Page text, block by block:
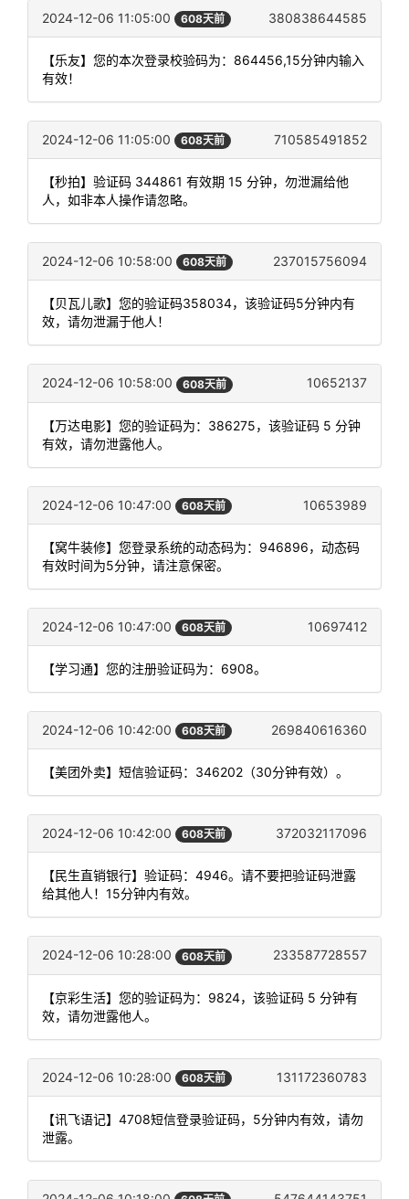
2024-12-06 11:05:00 608天前 380838644585
【乐友】您的本次登录校验码为：864456,15分钟内输入
有效！
2024-12-06 11:05:00 608天前 710585491852
【秒拍】验证码 344861 有效期 15 分钟，勿泄漏给他
人，如非本人操作请忽略。
2024-12-06 10:58:00 608天前 237015756094
【贝瓦儿歌】您的验证码358034，该验证码5分钟内有
效，请勿泄漏于他人！
2024-12-06 10:58:00 608天前 10652137
【万达电影】您的验证码为：386275，该验证码 5 分钟
有效，请勿泄露他人。
2024-12-06 10:47:00 608天前 10653989
【窝牛装修】您登录系统的动态码为：946896，动态码
有效时间为5分钟，请注意保密。
2024-12-06 10:47:00 608天前 10697412
【学习通】您的注册验证码为：6908。
2024-12-06 10:42:00 608天前 269840616360
【美团外卖】短信验证码：346202（30分钟有效）。
2024-12-06 10:42:00 608天前 372032117096
【民生直销银行】验证码：4946。请不要把验证码泄露
给其他人！15分钟内有效。
2024-12-06 10:28:00 608天前 233587728557
【京彩生活】您的验证码为：9824，该验证码 5 分钟有
效，请勿泄露他人。
2024-12-06 10:28:00 608天前 131172360783
【讯飞语记】4708短信登录验证码，5分钟内有效，请勿
泄露。